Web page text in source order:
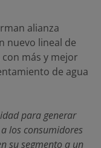
alianza
nuevo lineal de
con más y mejor
de agua
para generar
los consumidores
su segmento a un